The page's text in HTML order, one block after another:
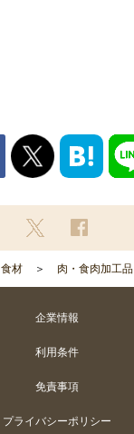
食材 肉・食肉加工品
企業情報
利用条件
免責事項
プライバシーポリシー